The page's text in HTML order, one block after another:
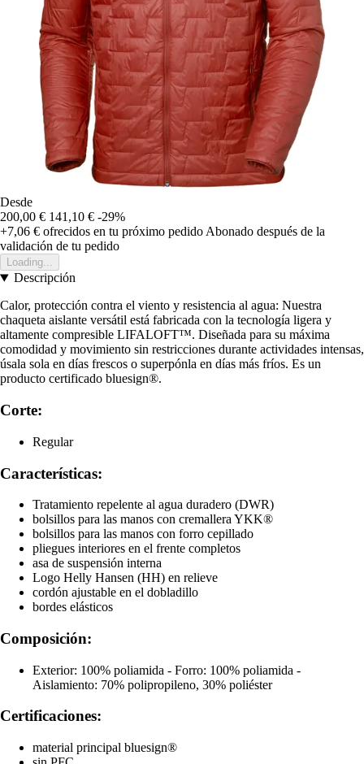
Desde
200,00 € 141,10 € -29%
+7,06 € ofrecidos en tu próximo pedidoAbonado después de la
validación de tu pedido
Loading...
Descripción
Calor, protección contra el viento y resistencia al agua: Nuestra
chaqueta aislante versátil está fabricada con la tecnología ligera y
altamente compresible LIFALOFT™. Diseñada para su máxima
comodidad y movimiento sin restricciones durante actividades intensas,
úsala sola en días frescos o superpónla en días más fríos. Es un
producto certificado bluesign®.
Corte:
Regular
Características:
Tratamiento repelente al agua duradero (DWR)
bolsillos para las manos con cremallera YKK®
bolsillos para las manos con forro cepillado
pliegues interiores en el frente completos
asa de suspensión interna
Logo Helly Hansen (HH) en relieve
cordón ajustable en el dobladillo
bordes elásticos
Composición:
Exterior: 100% poliamida - Forro: 100% poliamida -
Aislamiento: 70% polipropileno, 30% poliéster
Certificaciones:
material principal bluesign®